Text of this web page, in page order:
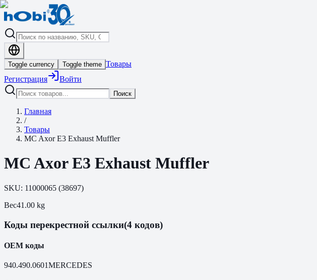
Toggle currency Toggle theme Товары
Регистрация
Войти
Поиск
Главная
/
Товары
MC Axor E3 Exhaust Muffler
MC Axor E3 Exhaust Muffler
SKU: 11000065 (38697)
Вес41.00 kg
Коды перекрестной ссылки(4 кодов)
OEM коды
940.490.0601MERCEDES